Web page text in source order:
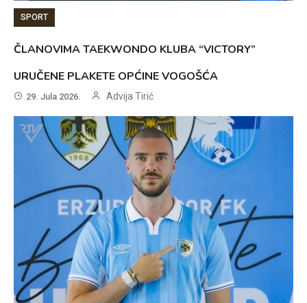
SPORT
ČLANOVIMA TAEKWONDO KLUBA “VICTORY”
URUČENE PLAKETE OPĆINE VOGOŠĆA
29. Jula 2026. Advija Tirić